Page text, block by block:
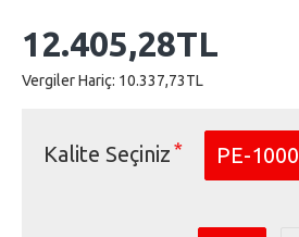
12.405,28TL
Vergiler Hariç: 10.337,73TL
Kalite Seçiniz PE-1000